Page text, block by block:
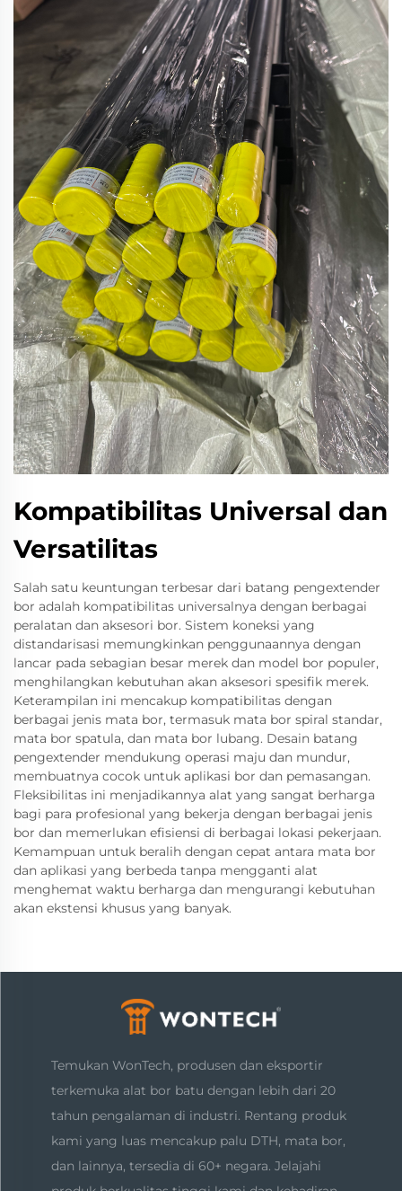
Kompatibilitas Universal dan
Versatilitas
Salah satu keuntungan terbesar dari batang pengextender
bor adalah kompatibilitas universalnya dengan berbagai
peralatan dan aksesori bor. Sistem koneksi yang
distandarisasi memungkinkan penggunaannya dengan
lancar pada sebagian besar merek dan model bor populer,
menghilangkan kebutuhan akan aksesori spesifik merek.
Keterampilan ini mencakup kompatibilitas dengan
berbagai jenis mata bor, termasuk mata bor spiral standar,
mata bor spatula, dan mata bor lubang. Desain batang
pengextender mendukung operasi maju dan mundur,
membuatnya cocok untuk aplikasi bor dan pemasangan.
Fleksibilitas ini menjadikannya alat yang sangat berharga
bagi para profesional yang bekerja dengan berbagai jenis
bor dan memerlukan efisiensi di berbagai lokasi pekerjaan.
Kemampuan untuk beralih dengan cepat antara mata bor
dan aplikasi yang berbeda tanpa mengganti alat
menghemat waktu berharga dan mengurangi kebutuhan
akan ekstensi khusus yang banyak.
Temukan WonTech, produsen dan eksportir
terkemuka alat bor batu dengan lebih dari 20
tahun pengalaman di industri. Rentang produk
kami yang luas mencakup palu DTH, mata bor,
dan lainnya, tersedia di 60+ negara. Jelajahi